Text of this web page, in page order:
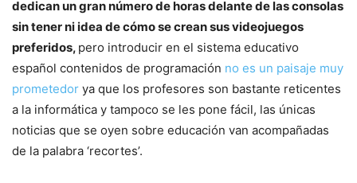
dedican un gran número de horas delante de las consolas
sin tener ni idea de cómo se crean sus videojuegos
preferidos, pero introducir en el sistema educativo
español contenidos de programación no es un paisaje muy
prometedor ya que los profesores son bastante reticentes
a la informática y tampoco se les pone fácil, las únicas
noticias que se oyen sobre educación van acompañadas
de la palabra ‘recortes’.